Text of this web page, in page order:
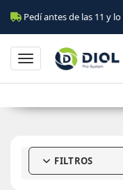
Pedí antes de las 11 y lo
Toggle navigation
FILTROS